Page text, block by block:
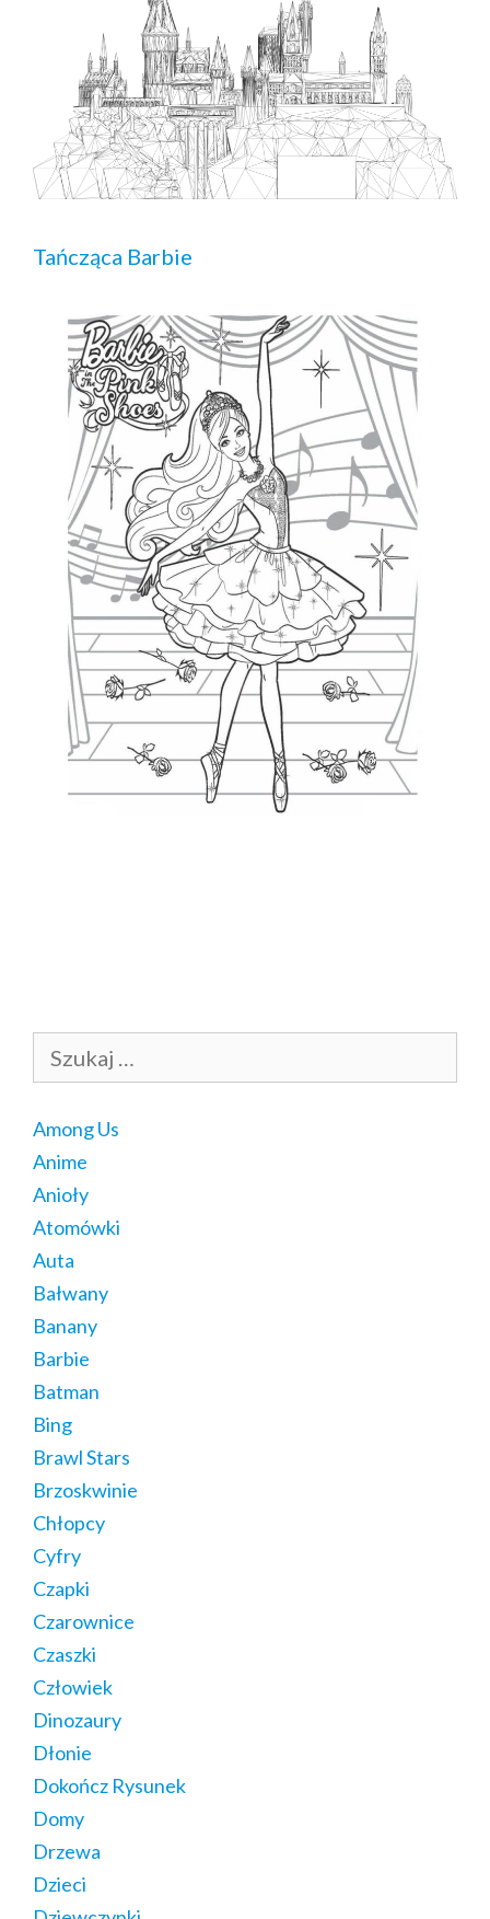
Tańcząca Barbie
Among Us
Anime
Anioły
Atomówki
Auta
Bałwany
Banany
Barbie
Batman
Bing
Brawl Stars
Brzoskwinie
Chłopcy
Cyfry
Czapki
Czarownice
Czaszki
Człowiek
Dinozaury
Dłonie
Dokończ Rysunek
Domy
Drzewa
Dzieci